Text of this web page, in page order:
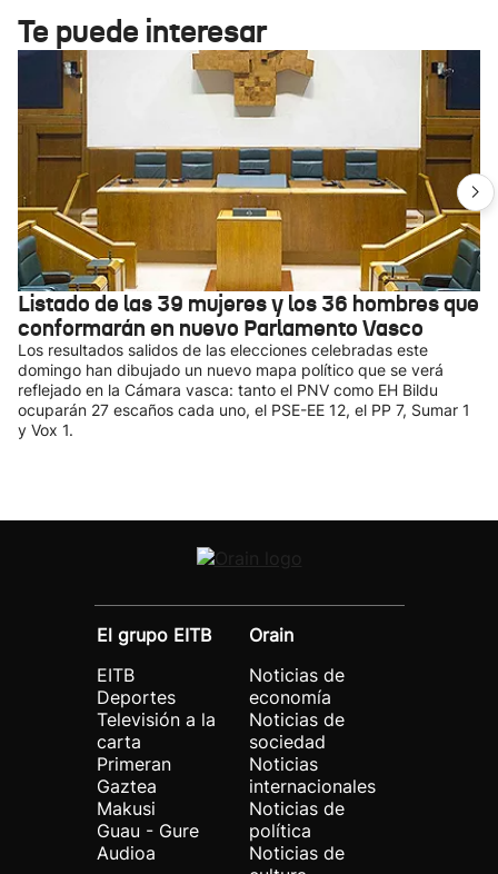
Te puede interesar
Listado de las 39 mujeres y los 36 hombres que
conformarán en nuevo Parlamento Vasco
Los resultados salidos de las elecciones celebradas este
domingo han dibujado un nuevo mapa político que se verá
reflejado en la Cámara vasca: tanto el PNV como EH Bildu
ocuparán 27 escaños cada uno, el PSE-EE 12, el PP 7, Sumar 1
y Vox 1.
El grupo EITB
EITB
Deportes
Televisión a la
carta
Primeran
Gaztea
Makusi
Guau - Gure
Audioa
Orain
Noticias de
economía
Noticias de
sociedad
Noticias
internacionales
Noticias de
política
Noticias de